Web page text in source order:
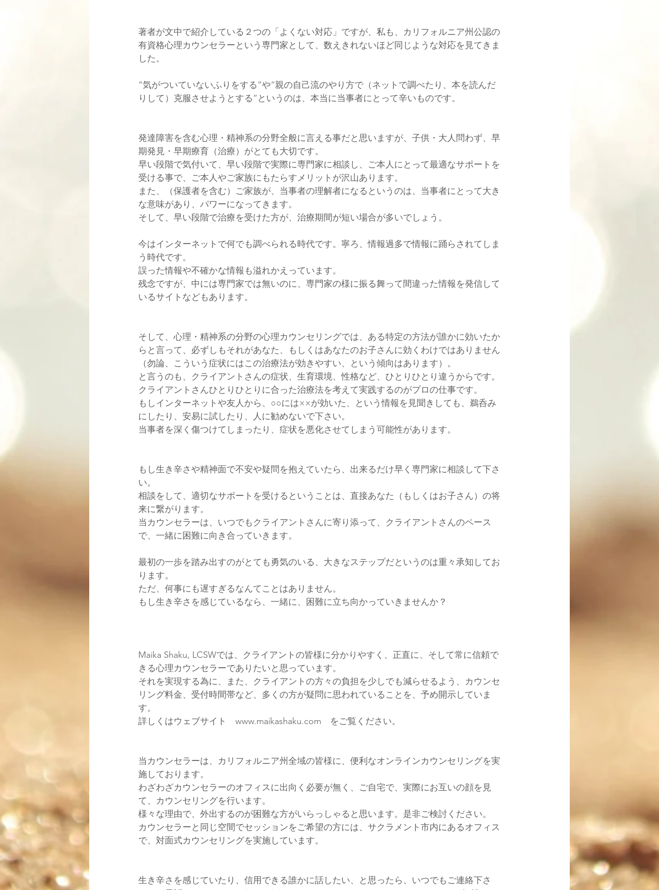
著者が文中で紹介している２つの「よくない対応」ですが、私も、カリフォルニア州公認の
有資格心理カウンセラーという専門家として、数えきれないほど同じような対応を見てきま
した。
”気がついていないふりをする”や”親の自己流のやり方で（ネットで調べたり、本を読んだ
りして）克服させようとする”というのは、本当に当事者にとって辛いものです。
発達障害を含む心理・精神系の分野全般に言える事だと思いますが、子供・大人問わず、早
期発見・早期療育（治療）がとても大切です。
早い段階で気付いて、早い段階で実際に専門家に相談し、ご本人にとって最適なサポートを
受ける事で、ご本人やご家族にもたらすメリットが沢山あります。
また、（保護者を含む）ご家族が、当事者の理解者になるというのは、当事者にとって大き
な意味があり、パワーになってきます。
そして、早い段階で治療を受けた方が、治療期間が短い場合が多いでしょう。
今はインターネットで何でも調べられる時代です。寧ろ、情報過多で情報に踊らされてしま
う時代です。
誤った情報や不確かな情報も溢れかえっています。
残念ですが、中には専門家では無いのに、専門家の様に振る舞って間違った情報を発信して
いるサイトなどもあります。
そして、心理・精神系の分野の心理カウンセリングでは、ある特定の方法が誰かに効いたか
らと言って、必ずしもそれがあなた、もしくはあなたのお子さんに効くわけではありません
（勿論、こういう症状にはこの治療法が効きやすい、という傾向はあります）。
と言うのも、クライアントさんの症状、生育環境、性格など、ひとりひとり違うからです。
クライアントさんひとりひとりに合った治療法を考えて実践するのがプロの仕事です。
もしインターネットや友人から、○○には××が効いた、という情報を見聞きしても、鵜呑み
にしたり、安易に試したり、人に勧めないで下さい。
当事者を深く傷つけてしまったり、症状を悪化させてしまう可能性があります。
もし生き辛さや精神面で不安や疑問を抱えていたら、出来るだけ早く専門家に相談して下さ
い。
相談をして、適切なサポートを受けるということは、直接あなた（もしくはお子さん）の将
来に繋がります。
当カウンセラーは、いつでもクライアントさんに寄り添って、クライアントさんのペース
で、一緒に困難に向き合っていきます。
最初の一歩を踏み出すのがとても勇気のいる、大きなステップだというのは重々承知してお
ります。
ただ、何事にも遅すぎるなんてことはありません。
もし生き辛さを感じているなら、一緒に、困難に立ち向かっていきませんか？
Maika Shaku, LCSWでは、クライアントの皆様に分かりやすく、正直に、そして常に信頼で
きる心理カウンセラーでありたいと思っています。
それを実現する為に、また、クライアントの方々の負担を少しでも減らせるよう、カウンセ
リング料金、受付時間帯など、多くの方が疑問に思われていることを、予め開示していま
す。
詳しくはウェブサイト www.maikashaku.com をご覧ください。
当カウンセラーは、カリフォルニア州全域の皆様に、便利なオンラインカウンセリングを実
施しております。
わざわざカウンセラーのオフィスに出向く必要が無く、ご自宅で、実際にお互いの顔を見
て、カウンセリングを行います。
様々な理由で、外出するのが困難な方がいらっしゃると思います。是非ご検討ください。
カウンセラーと同じ空間でセッションをご希望の方には、サクラメント市内にあるオフィス
で、対面式カウンセリングを実施しています。
生き辛さを感じていたり、信用できる誰かに話したい、と思ったら、いつでもご連絡下さ